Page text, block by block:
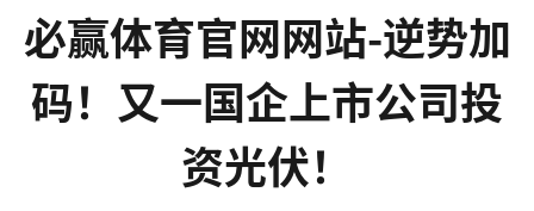
必赢体育官网网站-逆势加
码！又一国企上市公司投
资光伏！